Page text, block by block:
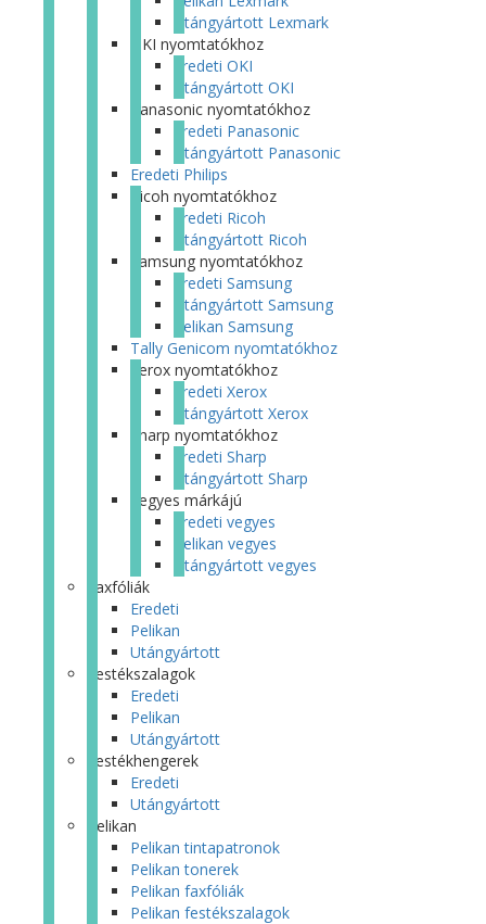
Utángyártott Lexmark
OKI nyomtatókhoz
Eredeti OKI
Utángyártott OKI
Panasonic nyomtatókhoz
Eredeti Panasonic
Utángyártott Panasonic
Eredeti Philips
Ricoh nyomtatókhoz
Eredeti Ricoh
Utángyártott Ricoh
Samsung nyomtatókhoz
Eredeti Samsung
Utángyártott Samsung
Pelikan Samsung
Tally Genicom nyomtatókhoz
Xerox nyomtatókhoz
Eredeti Xerox
Utángyártott Xerox
Sharp nyomtatókhoz
Eredeti Sharp
Utángyártott Sharp
Vegyes márkájú
Eredeti vegyes
Pelikan vegyes
Utángyártott vegyes
Faxfóliák
Eredeti
Pelikan
Utángyártott
Festékszalagok
Eredeti
Pelikan
Utángyártott
Festékhengerek
Eredeti
Utángyártott
Pelikan
Pelikan tintapatronok
Pelikan tonerek
Pelikan faxfóliák
Pelikan festékszalagok